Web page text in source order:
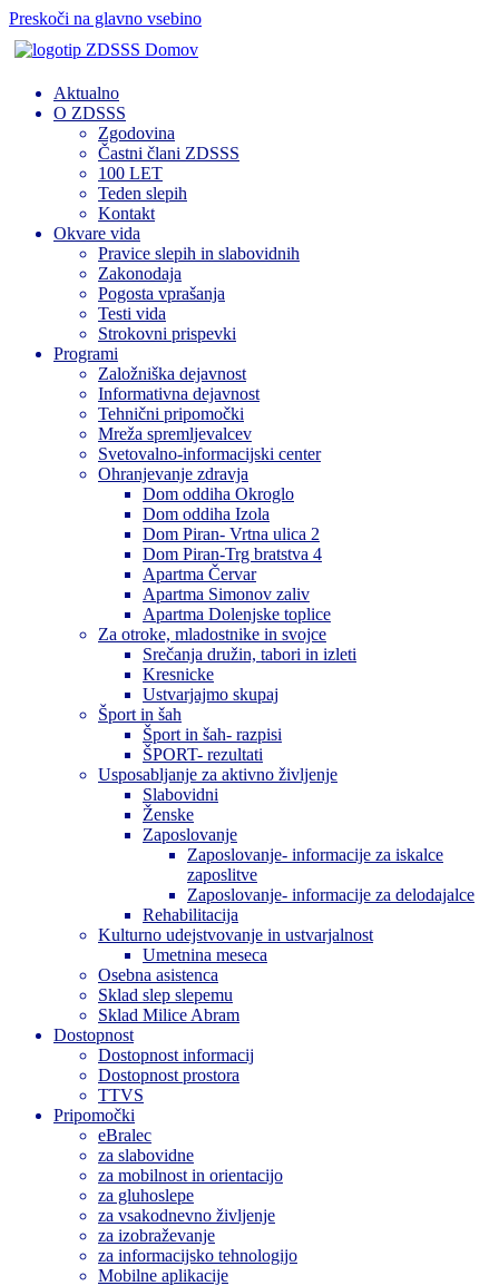
Preskoči na glavno vsebino
Domov
Aktualno
O ZDSSS
Zgodovina
Častni člani ZDSSS
100 LET
Teden slepih
Kontakt
Okvare vida
Pravice slepih in slabovidnih
Zakonodaja
Pogosta vprašanja
Testi vida
Strokovni prispevki
Programi
Založniška dejavnost
Informativna dejavnost
Tehnični pripomočki
Mreža spremljevalcev
Svetovalno-informacijski center
Ohranjevanje zdravja
Dom oddiha Okroglo
Dom oddiha Izola
Dom Piran- Vrtna ulica 2
Dom Piran-Trg bratstva 4
Apartma Červar
Apartma Simonov zaliv
Apartma Dolenjske toplice
Za otroke, mladostnike in svojce
Srečanja družin, tabori in izleti
Kresnicke
Ustvarjajmo skupaj
Šport in šah
Šport in šah- razpisi
ŠPORT- rezultati
Usposabljanje za aktivno življenje
Slabovidni
Ženske
Zaposlovanje
Zaposlovanje- informacije za iskalce
zaposlitve
Zaposlovanje- informacije za delodajalce
Rehabilitacija
Kulturno udejstvovanje in ustvarjalnost
Umetnina meseca
Osebna asistenca
Sklad slep slepemu
Sklad Milice Abram
Dostopnost
Dostopnost informacij
Dostopnost prostora
TTVS
Pripomočki
eBralec
za slabovidne
za mobilnost in orientacijo
za gluhoslepe
za vsakodnevno življenje
za izobraževanje
za informacijsko tehnologijo
Mobilne aplikacije